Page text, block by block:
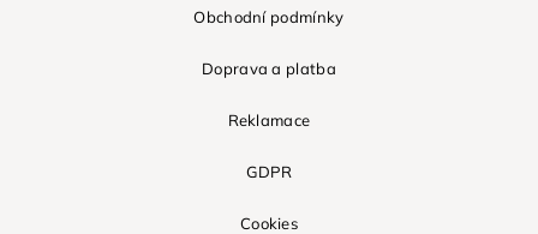
Obchodní podmínky
Doprava a platba
Reklamace
GDPR
Cookies